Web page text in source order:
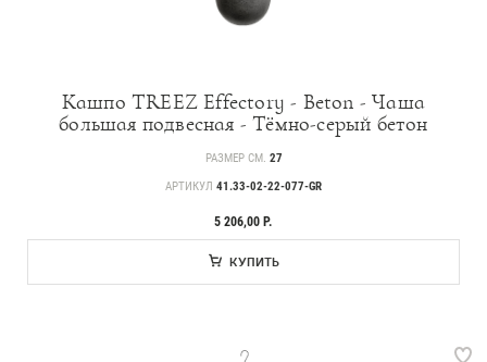
Кашпо TREEZ Effectory - Beton - Чаша
большая подвесная - Тёмно-серый бетон
РАЗМЕР СМ. 27
АРТИКУЛ 41.33-02-22-077-GR
5 206,00 Р.
КУПИТЬ